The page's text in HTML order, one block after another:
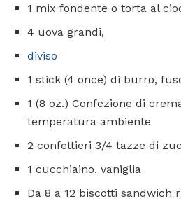
1 mix fondente o torta al
4 uova grandi,
diviso
1 stick (4 once) di burro,
1 (8 oz.) Confezione di
temperatura ambiente
2 confettieri 3/4 tazze di
1 cucchiaino. vaniglia
Da 8 a 12 biscotti sandwich